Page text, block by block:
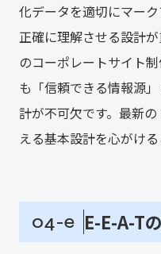
化データを適切にマー
正確に理解させる設計
のコーポレートサイト
も「信頼できる情報源
計が不可欠です。最新
える基本設計を心がける
04-e E-E-A-T